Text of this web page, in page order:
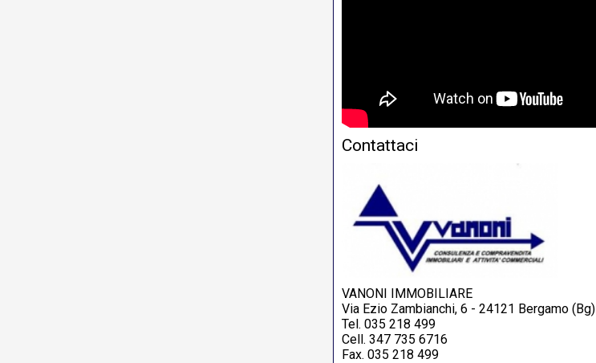
Contattaci
VANONI IMMOBILIARE
Via Ezio Zambianchi, 6 - 24121 Bergamo (Bg)
Tel. 035 218 499
Cell. 347 735 6716
Fax. 035 218 499